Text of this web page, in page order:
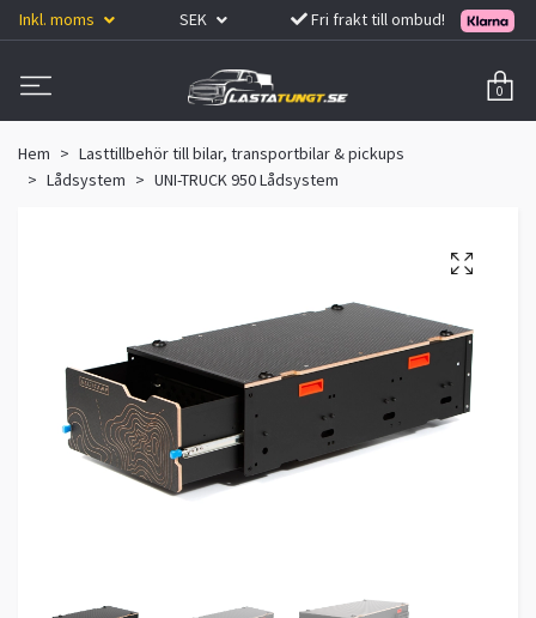
Inkl. moms SEK Fri frakt till ombud!
0
Hem
Lasttillbehör till bilar, transportbilar & pickups
Lådsystem
UNI-TRUCK 950 Lådsystem